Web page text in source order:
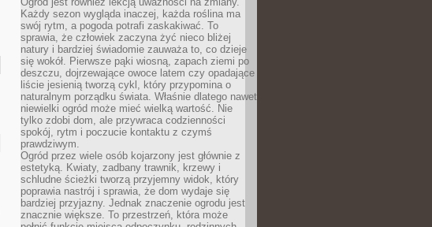
Każdy sezon wygląda inaczej, każda roślina ma
swój rytm, a pogoda potrafi zaskakiwać. To
sprawia, że człowiek zaczyna żyć nieco bliżej
natury i bardziej świadomie zauważa to, co dzieje
się wokół. Pierwsze pąki wiosną, zapach ziemi po
deszczu, dojrzewające owoce latem czy opadające
liście jesienią tworzą cykl, który przypomina o
naturalnym porządku świata. Właśnie dlatego nawet
niewielki ogród może mieć wielką wartość. Nie
tylko zdobi dom, ale przywraca codzienności
spokój, rytm i poczucie kontaktu z czymś
prawdziwym.
Ogród przez wiele osób kojarzony jest głównie z
estetyką. Kwiaty, zadbany trawnik, krzewy i
schludne ścieżki tworzą przyjemny widok, który
poprawia nastrój i sprawia, że dom wydaje się
bardziej przyjazny. Jednak znaczenie ogrodu jest
znacznie większe. To przestrzeń, która może